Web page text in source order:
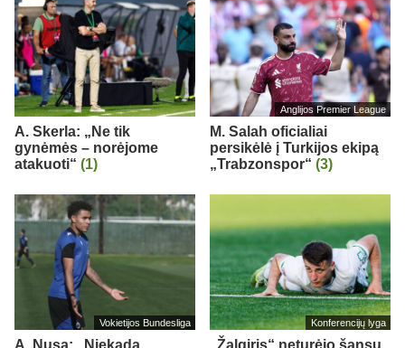
A. Skerla: „Ne tik
gynėmės – norėjome
atakuoti“ (1)
Anglijos Premier League
M. Salah oficialiai
persikėlė į Turkijos ekipą
„Trabzonspor“ (3)
Vokietijos Bundesliga
A. Nusa: „Niekada
Konferencijų lyga
„Žalgiris“ neturėjo šansų